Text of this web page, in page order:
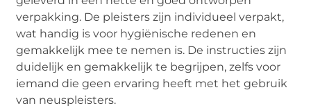
verpakking. De pleisters zijn individueel verpakt,
wat handig is voor hygiënische redenen en
gemakkelijk mee te nemen is. De instructies zijn
duidelijk en gemakkelijk te begrijpen, zelfs voor
iemand die geen ervaring heeft met het gebruik
van neuspleisters.